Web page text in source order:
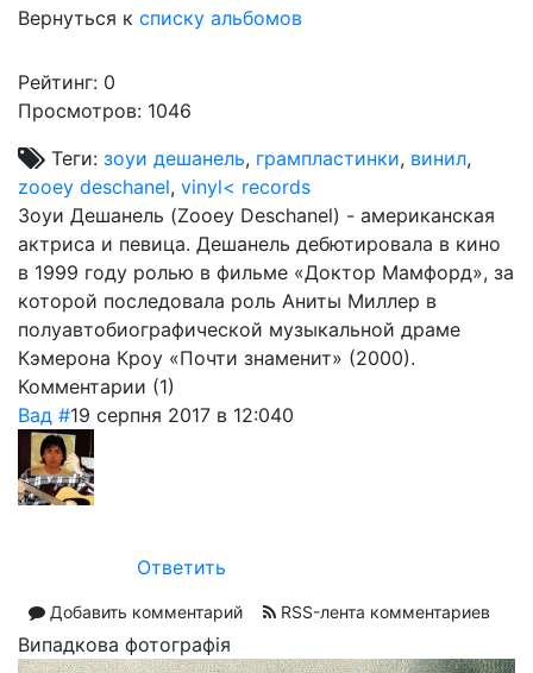
Вернуться к списку альбомов
Рейтинг: 0
Просмотров: 1046
Теги: зоуи дешанель, грампластинки, винил,
zooey deschanel, vinyl< records
Зоуи Дешанель (Zooey Deschanel) - американская
актриса и певица. Дешанель дебютировала в кино
в 1999 году ролью в фильме «Доктор Мамфорд», за
которой последовала роль Аниты Миллер в
полуавтобиографической музыкальной драме
Кэмерона Кроу «Почти знаменит» (2000).
Комментарии (1)
Вад #19 серпня 2017 в 12:040
Ответить
Добавить комментарий RSS-лента комментариев
Випадкова фотографія